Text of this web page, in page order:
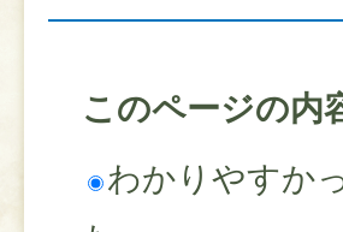
このページの内
わかりやすか